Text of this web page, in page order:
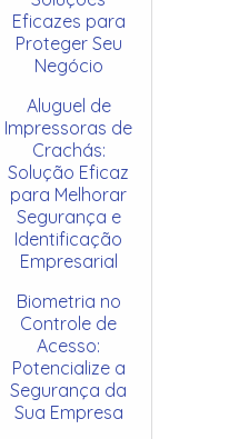
Eficazes para
Proteger Seu
Negócio
Aluguel de
Impressoras de
Crachás:
Solução Eficaz
para Melhorar
Segurança e
Identificação
Empresarial
Biometria no
Controle de
Acesso:
Potencialize a
Segurança da
Sua Empresa